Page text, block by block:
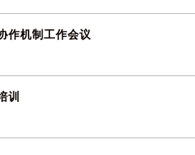
作机制工作会议
训